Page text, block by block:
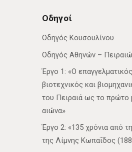
Οδηγοί
Οδηγός Κουσουλίνου
Οδηγός Αθηνών –
Έργο 1: «Ο
βιοτεχνικός και
του Πειραιά ως το πρώτο
αιώνα»
Έργο 2: «135 χρόνια από
της Λίμνης Κωπαΐδος